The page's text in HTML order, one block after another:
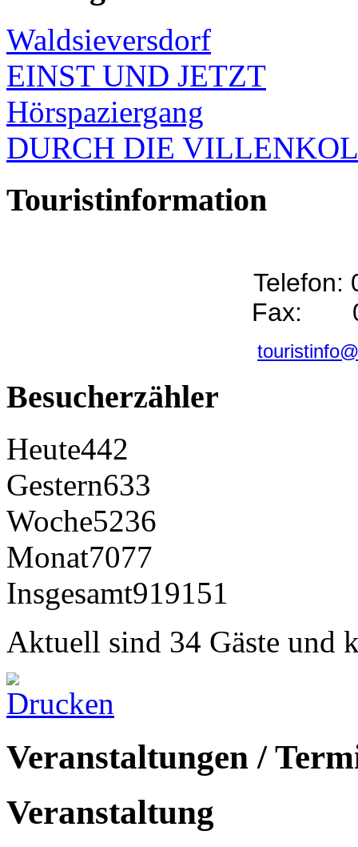
Waldsieversdorf
EINST UND JETZT
Hörspaziergang
DURCH DIE
Touristinformation
Telefon:
Fax:
Besucherzähler
Heute442
Gestern633
Woche5236
Monat7077
Insgesamt919151
Aktuell sind 34 Gäste und
Veranstaltungen /
Veranstaltung